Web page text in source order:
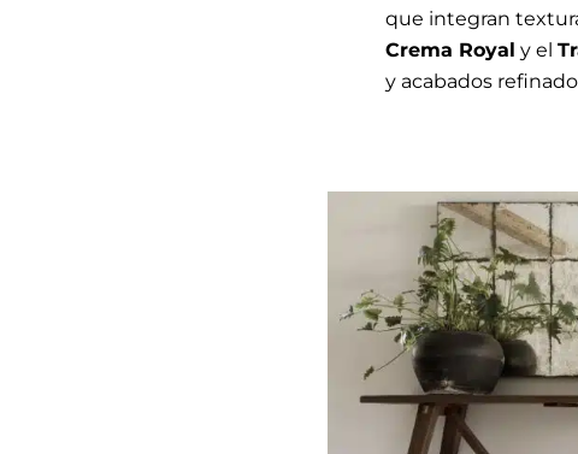
que integran
Crema Royal y el
y acabados